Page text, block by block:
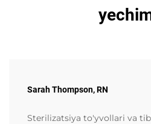
Sarah Thompson, RN
Sterilizatsiya to'yvollari va